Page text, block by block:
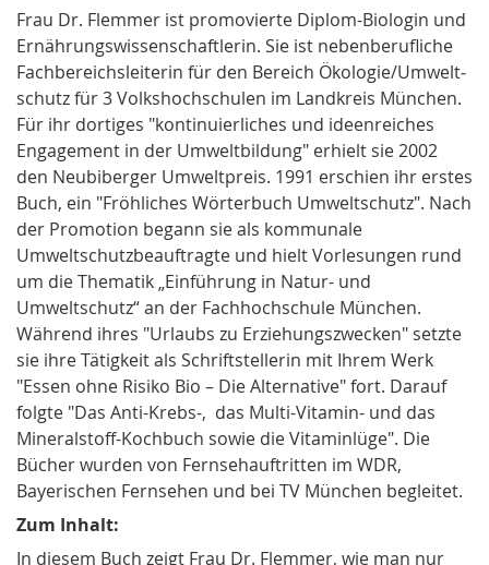
Frau Dr. Flemmer ist promovierte Diplom-Biologin und
Ernährungswissenschaftlerin. Sie ist nebenberufliche
Fachbereichsleiterin für den Bereich Ökolo­gie/Um­welt­
schutz für 3 Volkshochschulen im Landkreis München.
Für ihr dortiges "kontinuierliches und ideenreiches
Engagement in der Umweltbildung" erhielt sie 2002
den Neubiberger Umweltpreis. 1991 erschien ihr erstes
Buch, ein "Fröhliches Wörterbuch Umweltschutz". Nach
der Promotion begann sie als kommunale
Umweltschutzbeauftragte und hielt Vorlesungen rund
um die Thematik „Einführung in Natur- und
Umweltschutz“ an der Fachhochschule München.
Während ihres "Urlaubs zu Erziehungszwecken" setzte
sie ihre Tätigkeit als Schriftstellerin mit Ihrem Werk
"Essen ohne Risiko Bio – Die Alternative" fort. Darauf
folgte "Das Anti-Krebs-, das Multi-Vitamin- und das
Mineralstoff-Kochbuch sowie die Vitaminlüge". Die
Bücher wurden von Fernsehauftritten im WDR,
Bayerischen Fernsehen und bei TV München begleitet.
Zum Inhalt:
In diesem Buch zeigt Frau Dr. Flemmer, wie man nur